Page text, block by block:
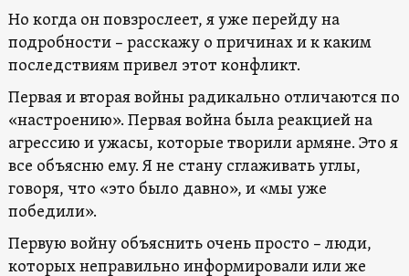
Но когда он повзрослеет, я уже перейду на
подробности – расскажу о причинах и к каким
последствиям привел этот конфликт.
Первая и вторая войны радикально отличаются по
«настроению». Первая война была реакцией на
агрессию и ужасы, которые творили армяне. Это я
все объясню ему. Я не стану сглаживать углы,
говоря, что «это было давно», и «мы уже
победили».
Первую войну объяснить очень просто – люди,
которых неправильно информировали или же